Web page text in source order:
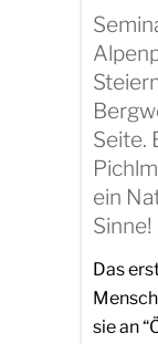
Seite.
ein
Sinne!
Das
sie an